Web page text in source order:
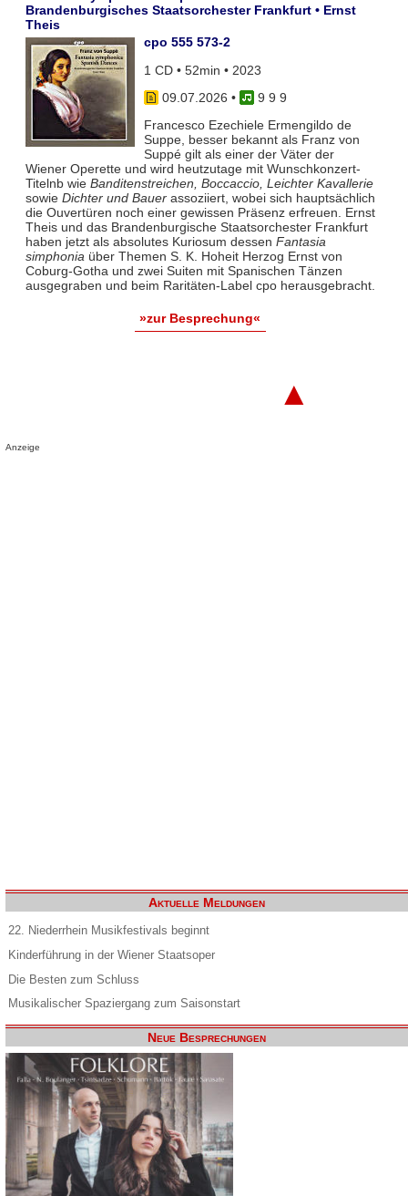
Brandenburgisches Staatsorchester Frankfurt • Ernst
Theis
cpo 555 573-2
1 CD • 52min • 2023
09.07.2026 •
9 9 9
Francesco Ezechiele Ermengildo de
Suppe, besser bekannt als Franz von
Suppé gilt als einer der Väter der
Wiener Operette und wird heutzutage mit Wunschkonzert-
Titelnb wie Banditenstreichen, Boccaccio, Leichter Kavallerie
sowie Dichter und Bauerassoziiert, wobei sich hauptsächlich
die Ouvertüren noch einer gewissen Präsenz erfreuen. Ernst
Theis und das Brandenburgische Staatsorchester Frankfurt
haben jetzt als absolutes Kuriosum dessen Fantasia
simphoniaüber Themen S. K. Hoheit Herzog Ernst von
Coburg-Gotha und zwei Suiten mit Spanischen Tänzen
ausgegraben und beim Raritäten-Label cpo herausgebracht.
»zur Besprechung«
▲
Anzeige
Aktuelle Meldungen
22. Niederrhein Musikfestivals beginnt
Kinderführung in der Wiener Staatsoper
Die Besten zum Schluss
Musikalischer Spaziergang zum Saisonstart
Neue Besprechungen